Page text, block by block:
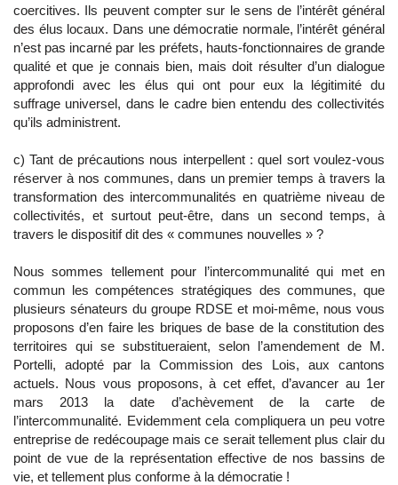
coercitives. Ils peuvent compter sur le sens de l’intérêt général
des élus locaux. Dans une démocratie normale, l’intérêt général
n’est pas incarné par les préfets, hauts-fonctionnaires de grande
qualité et que je connais bien, mais doit résulter d’un dialogue
approfondi avec les élus qui ont pour eux la légitimité du
suffrage universel, dans le cadre bien entendu des collectivités
qu’ils administrent.
c) Tant de précautions nous interpellent : quel sort voulez-vous
réserver à nos communes, dans un premier temps à travers la
transformation des intercommunalités en quatrième niveau de
collectivités, et surtout peut-être, dans un second temps, à
travers le dispositif dit des « communes nouvelles » ?
Nous sommes tellement pour l’intercommunalité qui met en
commun les compétences stratégiques des communes, que
plusieurs sénateurs du groupe RDSE et moi-même, nous vous
proposons d’en faire les briques de base de la constitution des
territoires qui se substitueraient, selon l’amendement de M.
Portelli, adopté par la Commission des Lois, aux cantons
actuels. Nous vous proposons, à cet effet, d’avancer au 1er
mars 2013 la date d’achèvement de la carte de
l’intercommunalité. Evidemment cela compliquera un peu votre
entreprise de redécoupage mais ce serait tellement plus clair du
point de vue de la représentation effective de nos bassins de
vie, et tellement plus conforme à la démocratie !